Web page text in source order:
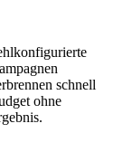
schnell
ohne